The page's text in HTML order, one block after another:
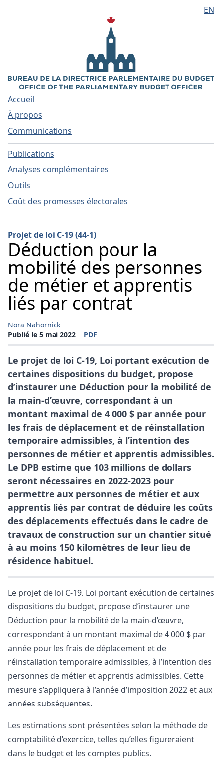
Aller au contenu principal
EN
Accueil
À propos
Communications
Publications
Analyses complémentaires
Outils
Coût des promesses électorales
Projet de loi C-19 (44-1)
Déduction pour la
mobilité des personnes
de métier et apprentis
liés par contrat
Nora Nahornick
Publié le 5 mai 2022
PDF
(s'ouvre dans une nouvelle fenêtre)
Le projet de loi C-19, Loi portant exécution de
certaines dispositions du budget, propose
d’instaurer une Déduction pour la mobilité de
la main-d’œuvre, correspondant à un
montant maximal de 4 000 $ par année pour
les frais de déplacement et de réinstallation
temporaire admissibles, à l’intention des
personnes de métier et apprentis admissibles.
Le DPB estime que 103 millions de dollars
seront nécessaires en 2022-2023 pour
permettre aux personnes de métier et aux
apprentis liés par contrat de déduire les coûts
des déplacements effectués dans le cadre de
travaux de construction sur un chantier situé
à au moins 150 kilomètres de leur lieu de
résidence habituel.
Le projet de loi C-19, Loi portant exécution de certaines
dispositions du budget, propose d’instaurer une
Déduction pour la mobilité de la main-d’œuvre,
correspondant à un montant maximal de 4 000 $ par
année pour les frais de déplacement et de
réinstallation temporaire admissibles, à l’intention des
personnes de métier et apprentis admissibles. Cette
mesure s’appliquera à l’année d’imposition 2022 et aux
années subséquentes.
Les estimations sont présentées selon la méthode de
comptabilité d’exercice, telles qu’elles figureraient
dans le budget et les comptes publics.